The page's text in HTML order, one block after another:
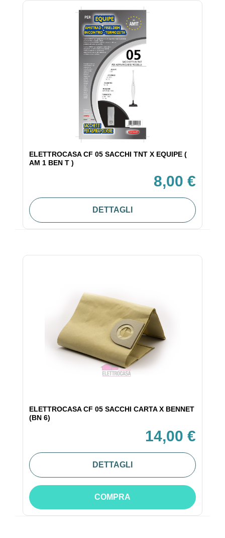
ELETTROCASA CF 05 SACCHI TNT X EQUIPE (
AM 1 BEN T )
8,00 €
DETTAGLI
ELETTROCASA CF 05 SACCHI CARTA X BENNET
(BN 6)
14,00 €
DETTAGLI
COMPRA